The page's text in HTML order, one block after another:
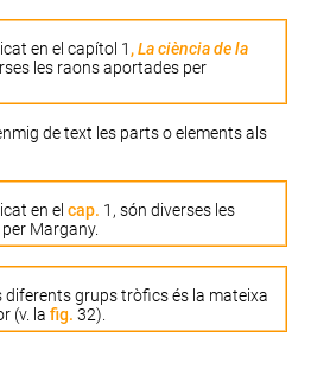
en el capítol 1,La ciència de la
les raons aportades per
de text les parts o elements als
en el cap. 1, són diverses les
Margany.
diferents grups tròfics és la mateixa
(v. la fig. 32).